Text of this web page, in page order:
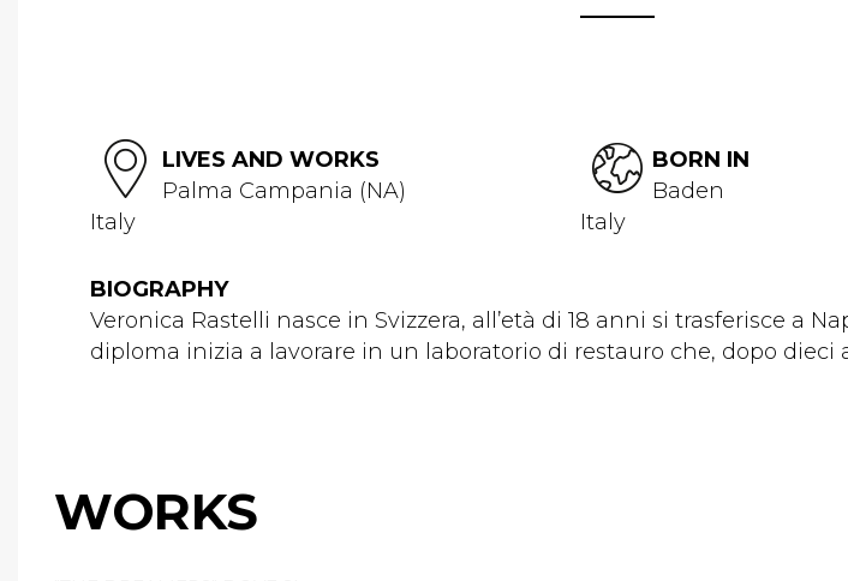
LIVES AND WORKS
Palma Campania (NA)
Italy
BORN IN
Baden
Italy
BIOGRAPHY
Veronica Rastelli nasce in Svizzera, all’età di 18 anni si trasferisce a
diploma inizia a lavorare in un laboratorio di restauro che, dopo dieci
WORKS